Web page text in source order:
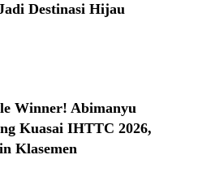
Destinasi Hijau
Winner! Abimanyu
Kuasai IHTTC 2026,
Klasemen